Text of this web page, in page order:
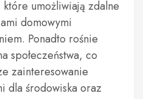
umożliwiają zdalne
domowymi
Ponadto rośnie
społeczeństwa, co
zainteresowanie
dla środowiska oraz